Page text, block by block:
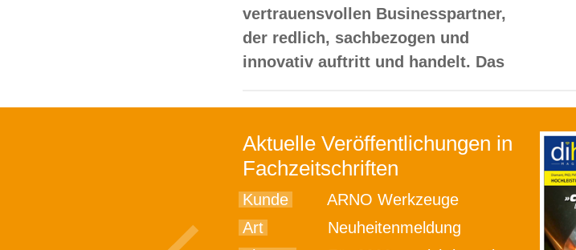
vertrauensvollen Businesspartner,
der redlich, sachbezogen und
innovativ auftritt und handelt. Das
Aktuelle Veröffentlichungen in
Fachzeitschriften
Kunde
ARNO Werkzeuge
Art
Neuheitenmeldung